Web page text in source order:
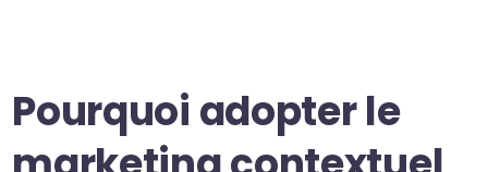
Pourquoi adopter le